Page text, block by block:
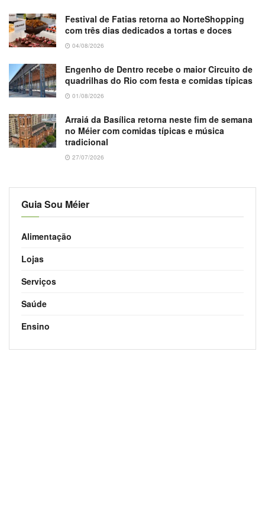
Festival de Fatias retorna ao NorteShopping
com três dias dedicados a tortas e doces
04/08/2026
Engenho de Dentro recebe o maior Circuito de
quadrilhas do Rio com festa e comidas típicas
01/08/2026
Arraiá da Basílica retorna neste fim de semana
no Méier com comidas típicas e música
tradicional
27/07/2026
Guia Sou Méier
Alimentação
Lojas
Serviços
Saúde
Ensino